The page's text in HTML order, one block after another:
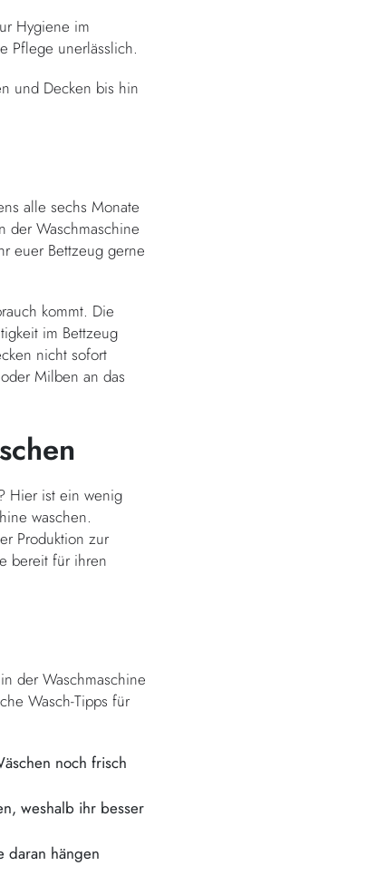
Hygiene im
Pflege unerlässlich.
und Decken bis hin
alle sechs Monate
der Waschmaschine
euer Bettzeug gerne
kommt. Die
im Bettzeug
nicht sofort
Milben an das
Hier ist ein wenig
waschen.
Produktion zur
bereit für ihren
der Waschmaschine
Wasch-Tipps für
noch frisch
weshalb ihr besser
daran hängen